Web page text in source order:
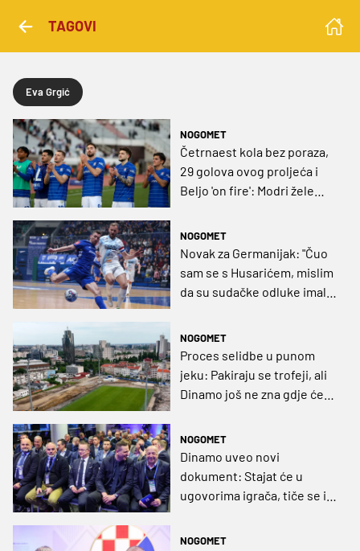
TAGOVI
Eva Grgić
NOGOMET
Četrnaest kola bez poraza,
29 golova ovog proljeća i
Beljo 'on fire': Modri žele
pohod
NOGOMET
Novak za Germanijak: "Čuo
sam se s Husarićem, mislim
da su sudačke odluke imale
NOGOMET
Proces selidbe u punom
jeku: Pakiraju se trofeji, ali
Dinamo još ne zna gdje će
NOGOMET
Dinamo uveo novi
dokument: Stajat će u
ugovorima igrača, tiče se i
- otkaza
NOGOMET